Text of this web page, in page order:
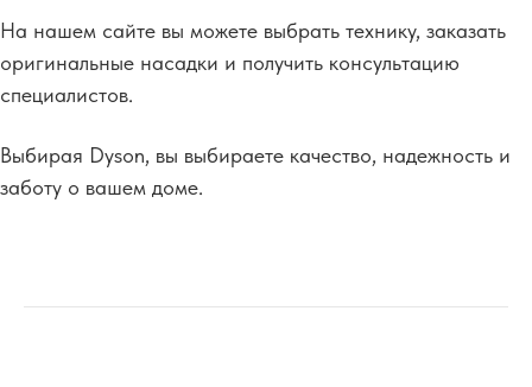
На нашем сайте вы можете выбрать технику, заказать
оригинальные насадки и получить консультацию
специалистов.
Выбирая Dyson, вы выбираете качество, надежность и
заботу о вашем доме.